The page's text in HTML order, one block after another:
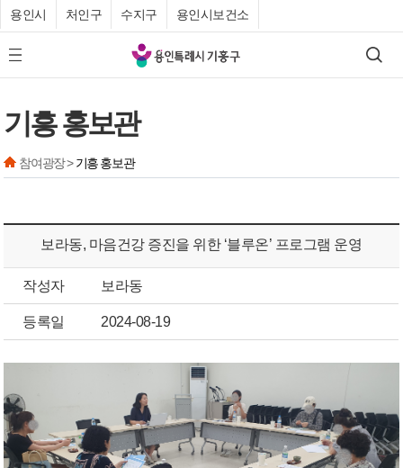
용인시 처인구 수지구 용인시보건소
모바일 메뉴 버튼
기
흥
청
검색
기흥 홍보관
참여광장 >기흥 홍보관
보라동, 마음건강 증진을 위한 ‘블루온’ 프로그램 운영
작성자 보라동
등록일 2024-08-19